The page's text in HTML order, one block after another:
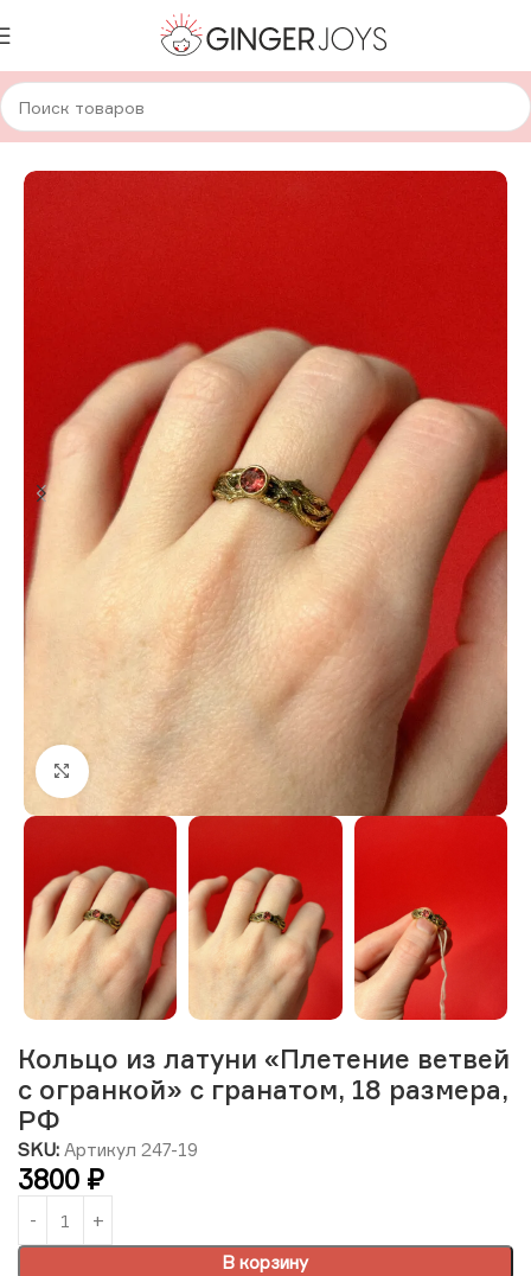
Главная Украшения Кольца Кольца с натуральным камнем
Нажмите, чтобы увеличить изображение
Кольцо из латуни «Плетение ветвей
с огранкой» с гранатом, 18 размера,
РФ
SKU: Артикул 247-19
3800 ₽
В корзину